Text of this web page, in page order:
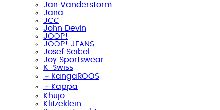
Jan Vanderstorm
Jana
JCC
John Devin
JOOP!
JOOP! JEANS
Josef Seibel
Joy Sportswear
K-Swiss
﹢ KangaROOS
﹢ Kappa
Khujo
Klitzeklein